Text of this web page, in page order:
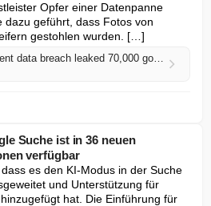
Opfer einer Datenpanne
dazu geführt, dass Fotos von
gestohlen wurden. […]
Discord says the recent data breach leaked 70,000 government-ID photos
Suche ist in 36 neuen
verfügbar
es den KI-Modus in der Suche
und Unterstützung für
hat. Die Einführung für